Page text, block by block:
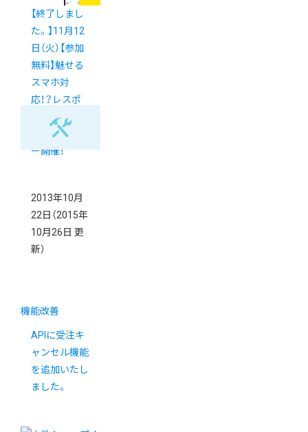
【終了しまし
た。】11月12
日（火）【参加
無料】魅せる
スマホ対
応！？レスポ
ンシブWebデ
ザインセミナ
ー開催！
2013年10月
22日 （2015年
10月26日 更
新）
機能改善
APIに受注キ
ャンセル機能
を追加いたし
ました。